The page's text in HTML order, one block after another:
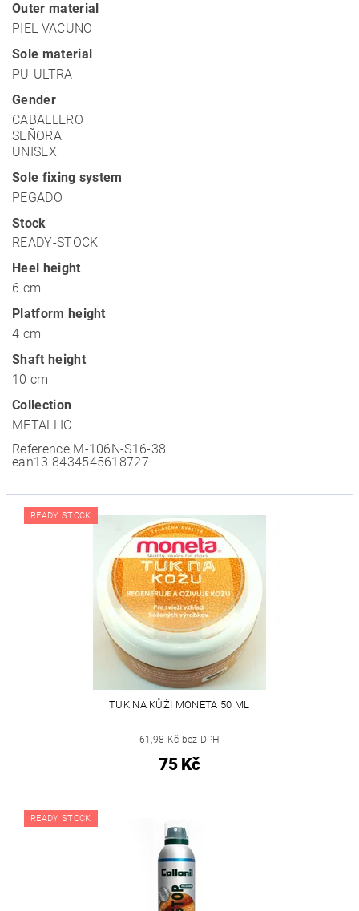
Outer material
PIEL VACUNO
Sole material
PU-ULTRA
Gender
CABALLERO
SEÑORA
UNISEX
Sole fixing system
PEGADO
Stock
READY-STOCK
Heel height
6 cm
Platform height
4 cm
Shaft height
10 cm
Collection
METALLIC
Reference M-106N-S16-38
ean13 8434545618727
READY STOCK
TUK NA KŮŽI MONETA 50 ML
61,98 Kč bez DPH
75 Kč
READY STOCK